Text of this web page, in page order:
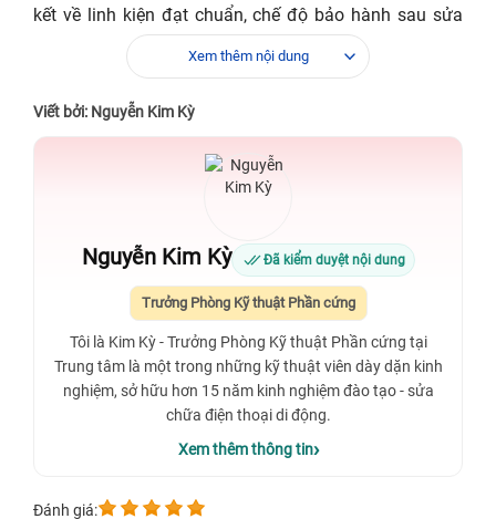
kết về linh kiện đạt chuẩn, chế độ bảo hành sau sửa
chữa, giúp bạn yên tâm “lột xác” chiếc iPhone yêu quý
của mình mà vẫn giữ nguyên vẻ đẹp hoàn hảo ban
đầu.
Xem thêm nội dung
Viết bởi: Nguyễn Kim Kỳ
Nguyễn Kim Kỳ Đã kiểm duyệt nội dung
Trưởng Phòng Kỹ thuật Phần cứng
Tôi là Kim Kỳ - Trưởng Phòng Kỹ thuật Phần cứng tại
Trung tâm là một trong những kỹ thuật viên dày dặn kinh
nghiệm, sở hữu hơn 15 năm kinh nghiệm đào tạo - sửa
chữa điện thoại di động.
Xem thêm thông tin
Đánh giá: